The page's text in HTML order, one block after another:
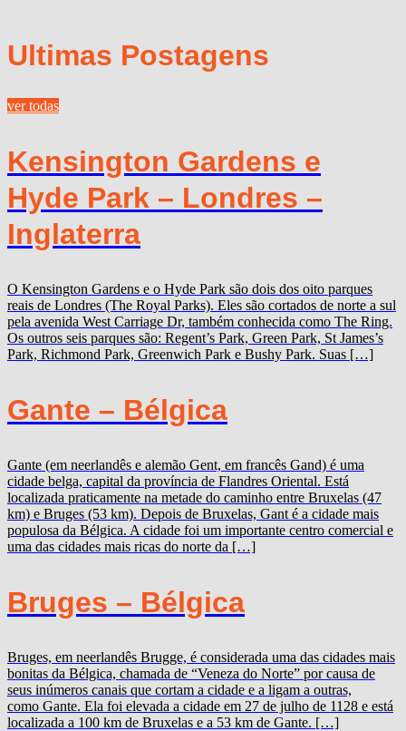
Ultimas Postagens
ver todas
Kensington Gardens e
Hyde Park – Londres –
Inglaterra
O Kensington Gardens e o Hyde Park são dois dos oito parques
reais de Londres (The Royal Parks). Eles são cortados de norte a sul
pela avenida West Carriage Dr, também conhecida como The Ring.
Os outros seis parques são: Regent’s Park, Green Park, St James’s
Park, Richmond Park, Greenwich Park e Bushy Park. Suas […]
Gante – Bélgica
Gante (em neerlandês e alemão Gent, em francês Gand) é uma
cidade belga, capital da província de Flandres Oriental. Está
localizada praticamente na metade do caminho entre Bruxelas (47
km) e Bruges (53 km). Depois de Bruxelas, Gant é a cidade mais
populosa da Bélgica. A cidade foi um importante centro comercial e
uma das cidades mais ricas do norte da […]
Bruges – Bélgica
Bruges, em neerlandês Brugge, é considerada uma das cidades mais
bonitas da Bélgica, chamada de “Veneza do Norte” por causa de
seus inúmeros canais que cortam a cidade e a ligam a outras,
como Gante. Ela foi elevada a cidade em 27 de julho de 1128 e está
localizada a 100 km de Bruxelas e a 53 km de Gante. […]